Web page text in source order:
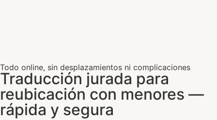
Todo online, sin desplazamientos ni complicaciones
Traducción jurada para
reubicación con menores —
rápida y segura